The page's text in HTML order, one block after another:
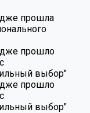
прошла
прошло
выбор"
прошло
выбор"